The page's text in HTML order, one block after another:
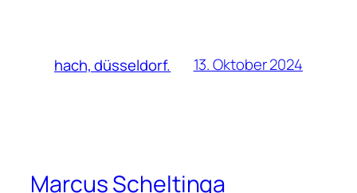
hach, düsseldorf. 13. Oktober 2024
Marcus Scheltinga